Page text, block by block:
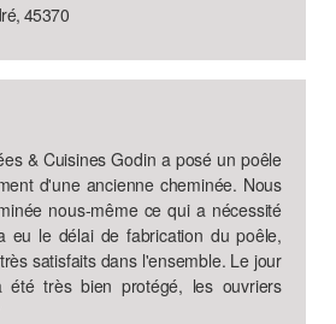
45370
& Cuisines Godin a posé un poêle
d'une ancienne cheminée. Nous
nous-même ce qui a nécessité
eu le délai de fabrication du poêle,
satisfaits dans l'ensemble. Le jour
été très bien protégé, les ouvriers